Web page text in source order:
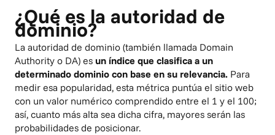
¿Qué es la autoridad de
dominio?
La autoridad de dominio (también llamada Domain
Authority o DA) es un índice que clasifica a un
determinado dominio con base en su relevancia. Para
medir esa popularidad, esta métrica puntúa el sitio web
con un valor numérico comprendido entre el 1 y el 100;
así, cuanto más alta sea dicha cifra, mayores serán las
probabilidades de posicionar.